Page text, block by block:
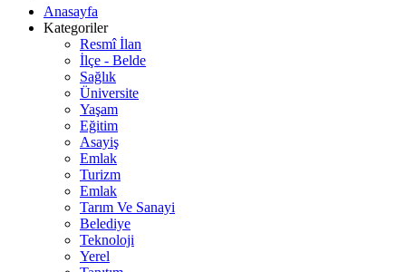
Anasayfa
Kategoriler
Resmî İlan
İlçe - Belde
Sağlık
Üniversite
Yaşam
Eğitim
Asayiş
Emlak
Turizm
Emlak
Tarım Ve Sanayi
Belediye
Teknoloji
Yerel